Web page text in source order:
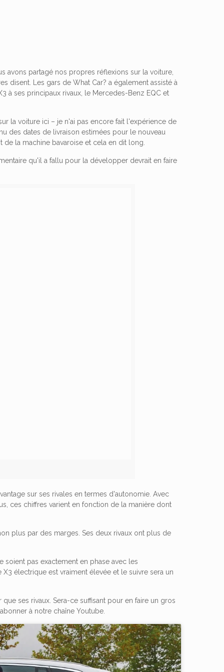
avons partagé nos propres réflexions sur la voiture,
disent. Les gars de What Car? a également assisté à
à ses principaux rivaux, le Mercedes-Benz EQC et
la voiture ici – je n'ai pas encore fait l'expérience de
des dates de livraison estimées pour le nouveau
la machine bavaroise et cela en dit long.
qu'il a fallu pour la développer devrait en faire
sur ses rivales en termes d'autonomie. Avec
ces chiffres varient en fonction de la manière dont
plus par des marges. Ses deux rivaux ont plus de
pas exactement en phase avec les
électrique est vraiment élevée et le suivre sera un
ses rivaux. Sera-ce suffisant pour en faire un gros
à notre chaîne Youtube.